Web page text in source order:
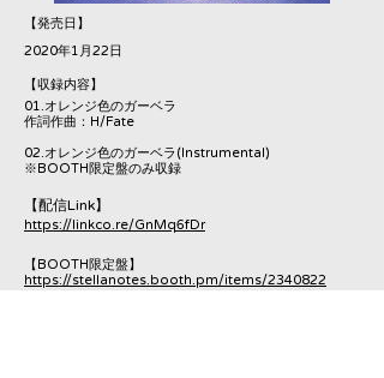
​【発売日】
2020年1月22日
​【収録内容】
01.オレンジ色のガーベラ
作詞作曲：H/Fate
02.オレンジ色のガーベラ(Instrumental)
※BOOTH限定盤のみ収録
​【配信Link】
https://linkco.re/GnMq6fDr
​【BOOTH限定盤】
https://stellanotes.booth.pm/items/2340822